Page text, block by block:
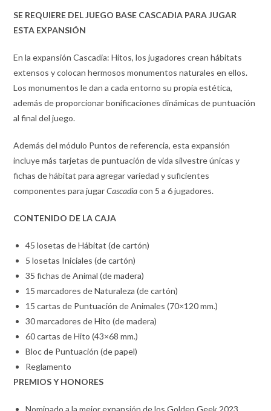
SE REQUIERE DEL JUEGO BASE CASCADIA PARA JUGAR
ESTA EXPANSIÓN
En la expansión Cascadia: Hitos, los jugadores crean hábitats
extensos y colocan hermosos monumentos naturales en ellos.
Los monumentos le dan a cada entorno su propia estética,
además de proporcionar bonificaciones dinámicas de puntuación
al final del juego.
Además del módulo Puntos de referencia, esta expansión
incluye más tarjetas de puntuación de vida silvestre únicas y
fichas de hábitat para agregar variedad y suficientes
componentes para jugarCascadiacon 5 a 6 jugadores.
CONTENIDO DE LA CAJA
45 losetas de Hábitat (de cartón)
5 losetas Iniciales (de cartón)
35 fichas de Animal (de madera)
15 marcadores de Naturaleza (de cartón)
15 cartas de Puntuación de Animales (70×120 mm.)
30 marcadores de Hito (de madera)
60 cartas de Hito (43×68 mm.)
Bloc de Puntuación (de papel)
Reglamento
PREMIOS Y HONORES
Nominado a la mejor expansión de los Golden Geek 2023